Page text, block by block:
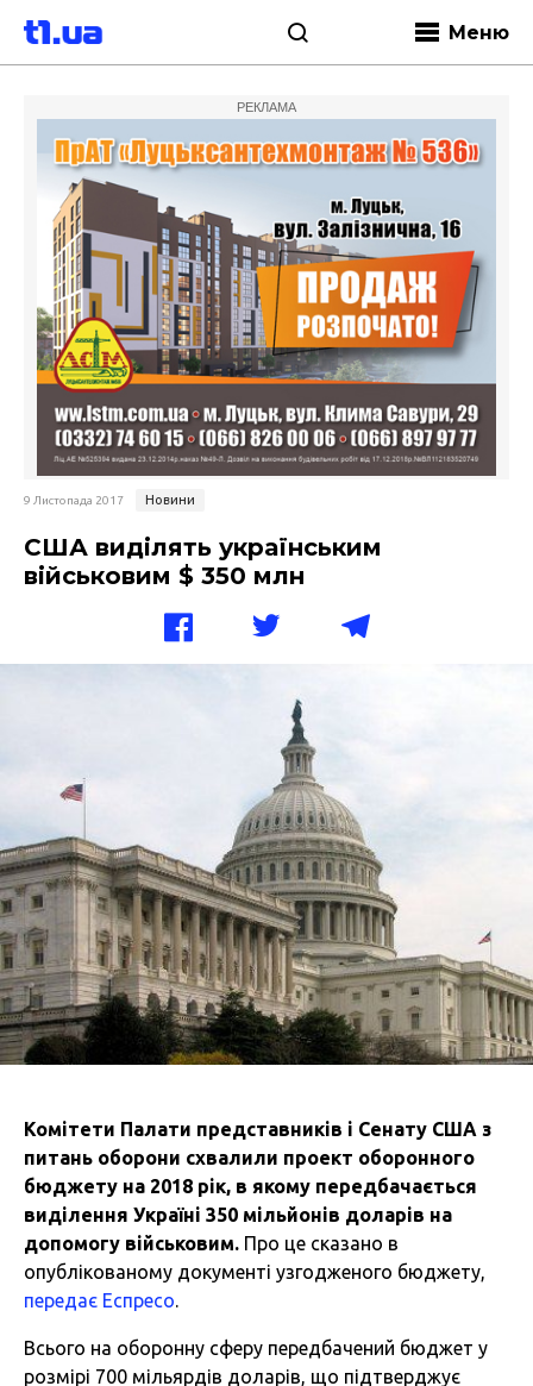
Меню
РЕКЛАМА
9 Листопада 2017 Новини
США виділять українським
військовим $ 350 млн
Комітети Палати представників і Сенату США з
питань оборони схвалили проект оборонного
бюджету на 2018 рік, в якому передбачається
виділення Україні 350 мільйонів доларів на
допомогу військовим. Про це сказано в
опублікованому документі узгодженого бюджету,
передає Еспресо.
Всього на оборонну сферу передбачений бюджет у
розмірі 700 мільярдів доларів, що підтверджує